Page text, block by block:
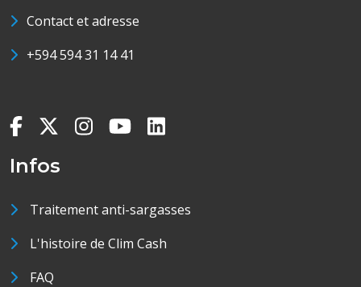
Contact et adresse
+594 594 31 14 41
Infos
Traitement anti-sargasses
L'histoire de Clim Cash
FAQ